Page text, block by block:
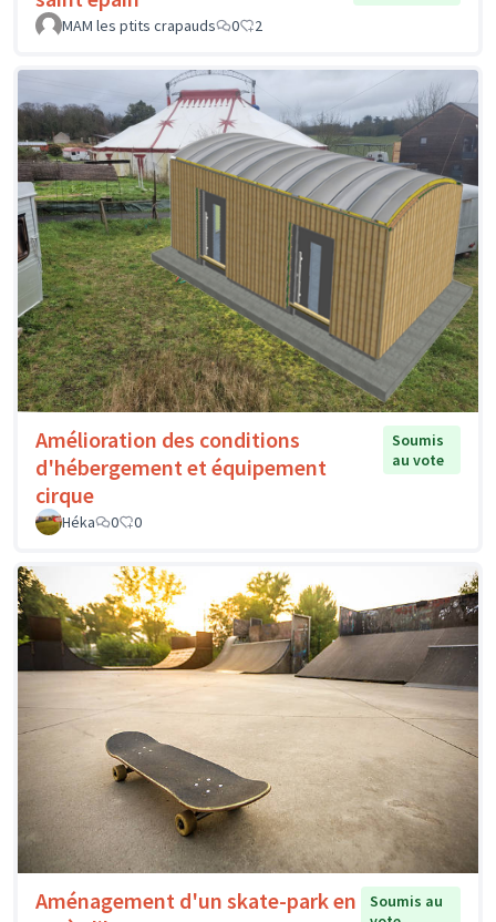
MAM les ptits crapauds
0 2
Amélioration des conditions
d'hébergement et équipement
cirque
Soumis
au vote
Héka 0 0
Aménagement d'un skate-park en
Soumis au